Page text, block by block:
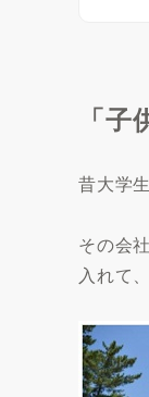
「
昔大学
その会
入れて